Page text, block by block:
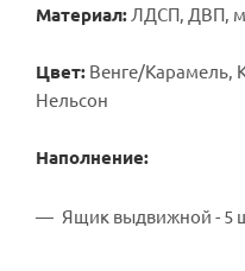
Материал: ЛДСП, ДВП,
Цвет: Венге/Карамель,
Нельсон
Наполнение:
Ящик выдвижной - 5